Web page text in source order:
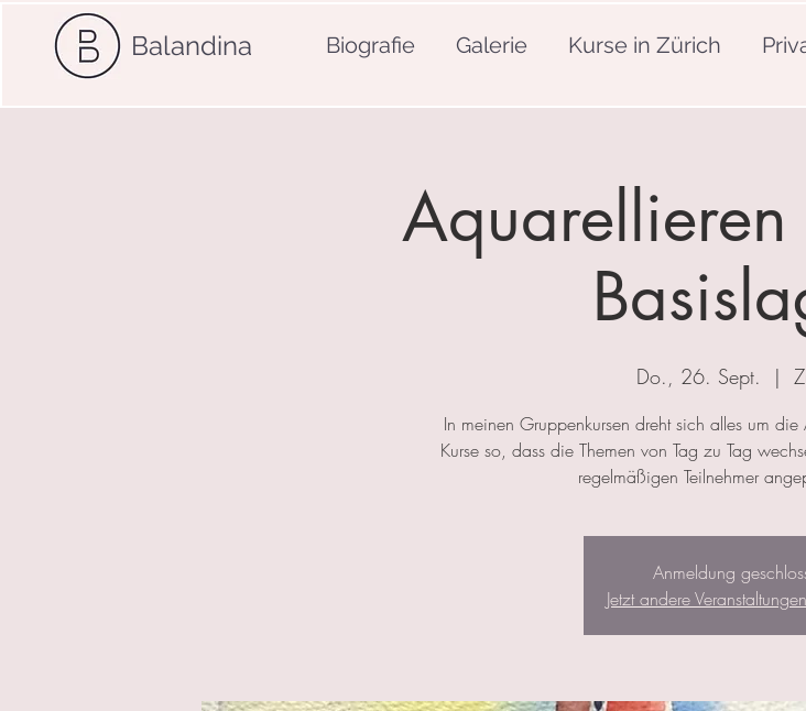
Balandina Biografie Galerie Kurse in Zürich
Do., 26. Sept.
  |
In meinen Gruppenkursen dreht sich alles um
Kurse so, dass die Themen von Tag zu Tag
regelmäßigen Teilnehmer
Anmeldung
Jetzt andere